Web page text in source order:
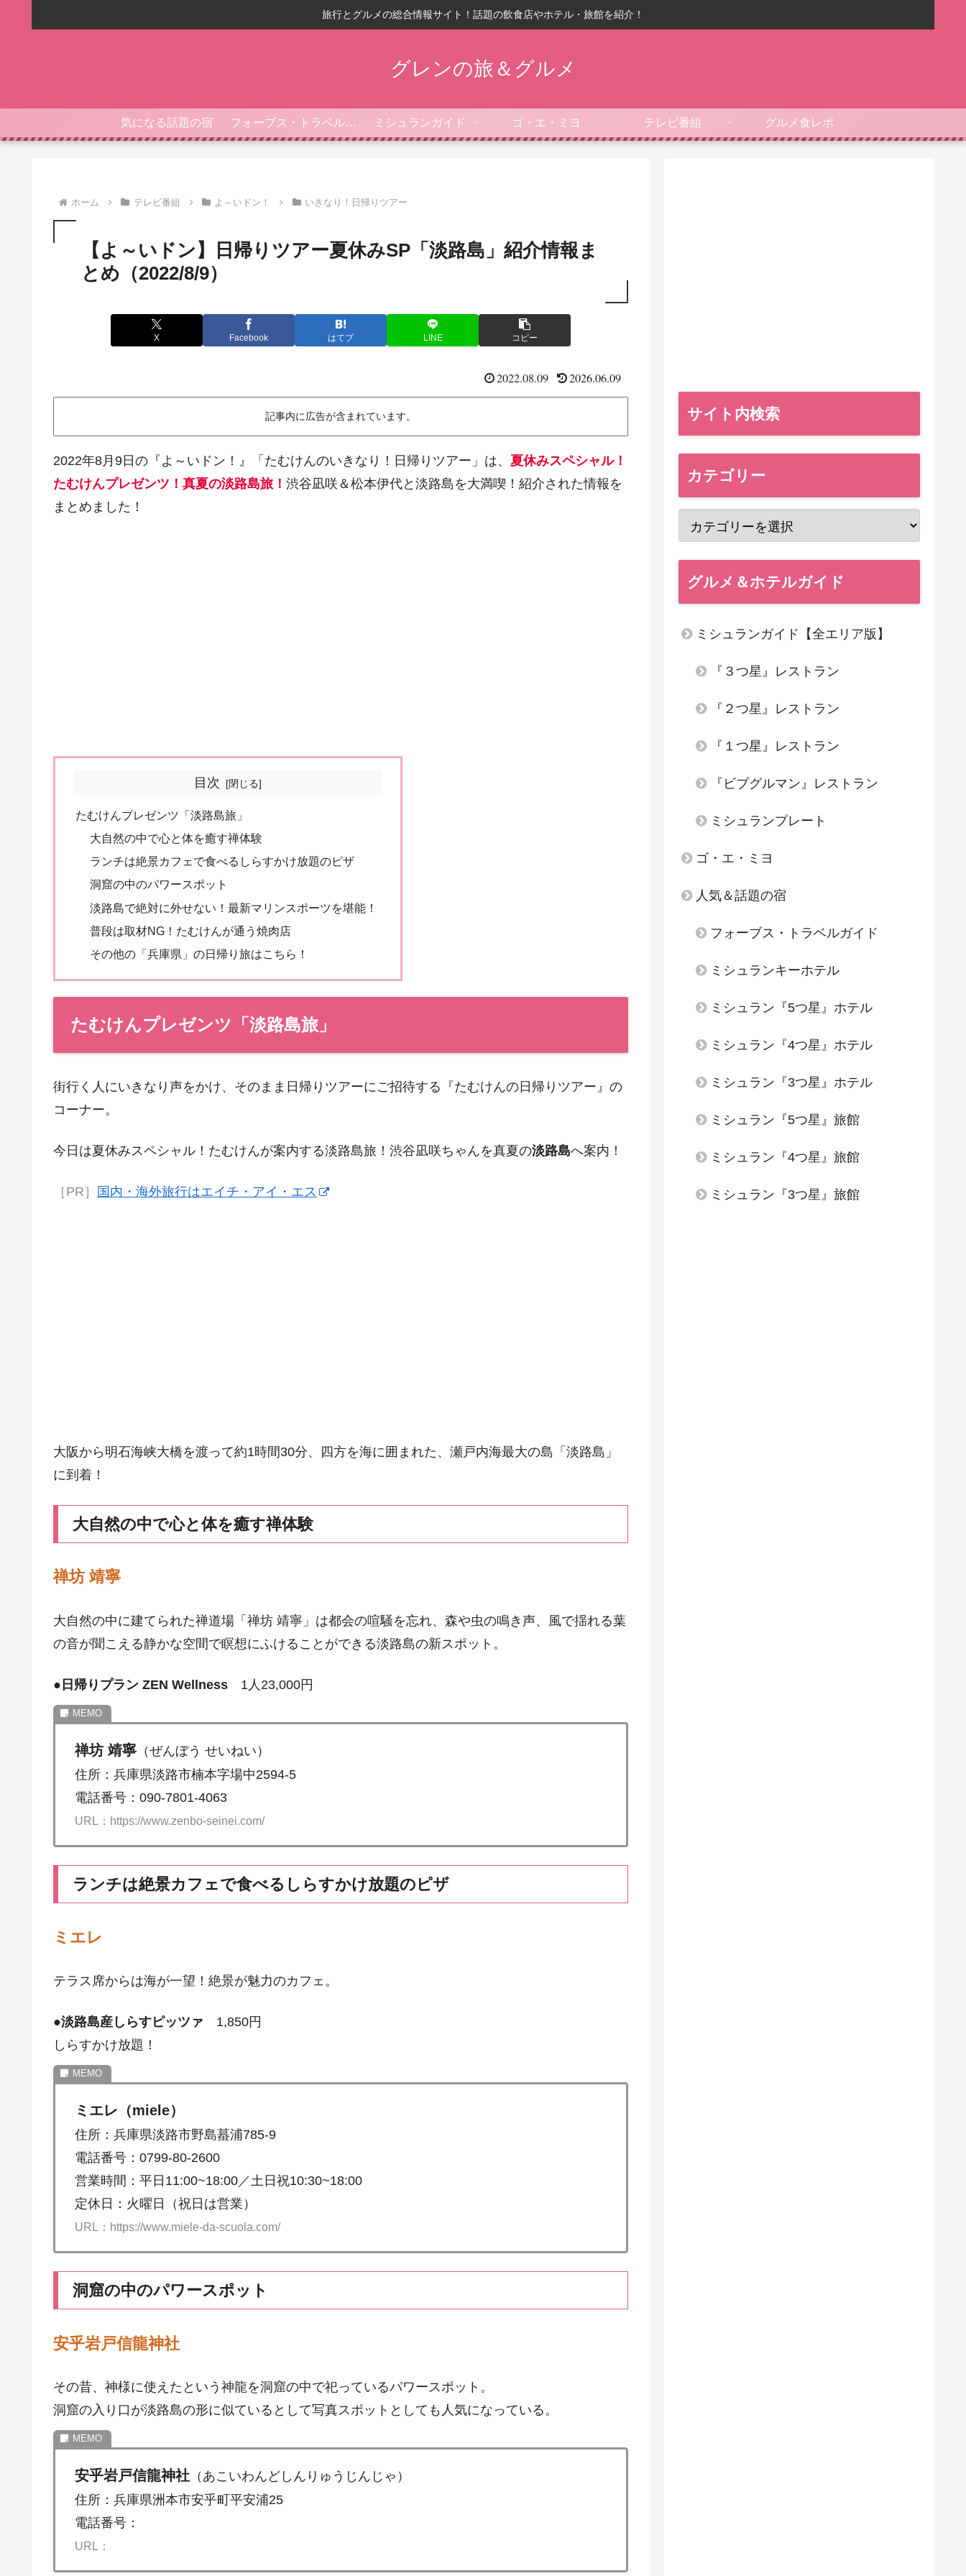
旅行とグルメの総合情報サイト！話題の飲食店やホテル・旅館を紹介！
グレンの旅＆グルメ
気になる話題の宿 フォーブス・トラベルガイド ミシュランガイド ゴ・エ・ミヨ テレビ番組 グルメ食レポ
ホーム テレビ番組 よ～いドン！ いきなり！日帰りツアー
【よ～いドン】日帰りツアー夏休みSP「淡路島」紹介情報ま
とめ（2022/8/9）
X Facebook はてブ LINE コピー
2022.08.09 2026.06.09
記事内に広告が含まれています。
2022年8月9日の『よ～いドン！』「たむけんのいきなり！日帰りツアー」は、 夏休みスペシャル！
たむけんプレゼンツ！真夏の淡路島旅！ 渋谷凪咲＆松本伊代と淡路島を大満喫！紹介された情報を
まとめました！
目次
たむけんプレゼンツ「淡路島旅」
大自然の中で心と体を癒す禅体験
ランチは絶景カフェで食べるしらすかけ放題のピザ
洞窟の中のパワースポット
淡路島で絶対に外せない！最新マリンスポーツを堪能！
普段は取材NG！たむけんが通う焼肉店
その他の「兵庫県」の日帰り旅はこちら！
たむけんプレゼンツ「淡路島旅」
街行く人にいきなり声をかけ、そのまま日帰りツアーにご招待する『たむけんの日帰りツアー』の
コーナー。
今日は夏休みスペシャル！たむけんが案内する淡路島旅！渋谷凪咲ちゃんを真夏の淡路島へ案内！
［PR］ 国内・海外旅行はエイチ・アイ・エス
大阪から明石海峡大橋を渡って約1時間30分、四方を海に囲まれた、瀬戸内海最大の島「淡路島」
に到着！
大自然の中で心と体を癒す禅体験
禅坊 靖寧
大自然の中に建てられた禅道場「禅坊 靖寧」は都会の喧騒を忘れ、森や虫の鳴き声、風で揺れる葉
の音が聞こえる静かな空間で瞑想にふけることができる淡路島の新スポット。
● 日帰りプラン ZEN Wellness 1人23,000円
禅坊 靖寧 （ぜんぼう せいねい）
住所：兵庫県淡路市楠本字場中2594-5
電話番号：090-7801-4063
URL：https://www.zenbo-seinei.com/
ランチは絶景カフェで食べるしらすかけ放題のピザ
ミエレ
テラス席からは海が一望！絶景が魅力のカフェ。
●淡路島産しらすピッツァ 1,850円
しらすかけ放題！
ミエレ（miele）
住所：兵庫県淡路市野島蟇浦785-9
電話番号：0799-80-2600
営業時間：平日11:00~18:00／土日祝10:30~18:00
定休日：火曜日（祝日は営業）
URL：https://www.miele-da-scuola.com/
洞窟の中のパワースポット
安乎岩戸信龍神社
その昔、神様に使えたという神龍を洞窟の中で祀っているパワースポット。
洞窟の入り口が淡路島の形に似ているとして写真スポットとしても人気になっている。
安乎岩戸信龍神社 （あこいわんどしんりゅうじんじゃ）
住所：兵庫県洲本市安乎町平安浦25
電話番号：
URL：
サイト内検索
カテゴリー
グルメ＆ホテルガイド
ミシュランガイド【全エリア版】
『３つ星』レストラン
『２つ星』レストラン
『１つ星』レストラン
『ビブグルマン』レストラン
ミシュランプレート
ゴ・エ・ミヨ
人気＆話題の宿
フォーブス・トラベルガイド
ミシュランキーホテル
ミシュラン『5つ星』ホテル
ミシュラン『4つ星』ホテル
ミシュラン『3つ星』ホテル
ミシュラン『5つ星』旅館
ミシュラン『4つ星』旅館
ミシュラン『3つ星』旅館